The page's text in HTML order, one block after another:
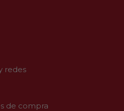
redes
de compra